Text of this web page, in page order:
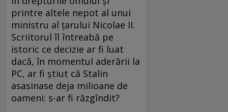
printre altele nepot al unui
ministru al ţarului Nicolae II.
Scriitorul îl întreabă pe
istoric ce decizie ar fi luat
dacă, în momentul aderării la
PC, ar fi ştiut că Stalin
asasinase deja milioane de
oameni: s-ar fi răzgîndit?